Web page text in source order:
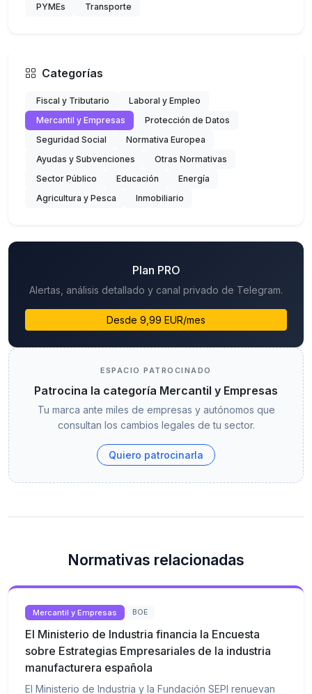
PYMEs Transporte
Categorías
Fiscal y Tributario
Laboral y Empleo
Mercantil y Empresas
Protección de Datos
Seguridad Social
Normativa Europea
Ayudas y Subvenciones
Otras Normativas
Sector Público
Educación
Energía
Agricultura y Pesca
Inmobiliario
Plan PRO
Alertas, análisis detallado y canal privado de Telegram.
Desde 9,99 EUR/mes
ESPACIO PATROCINADO
Patrocina la categoría Mercantil y Empresas
Tu marca ante miles de empresas y autónomos que
consultan los cambios legales de tu sector.
Quiero patrocinarla
Normativas relacionadas
Mercantil y Empresas BOE
El Ministerio de Industria financia la Encuesta
sobre Estrategias Empresariales de la industria
manufacturera española
El Ministerio de Industria y la Fundación SEPI renuevan